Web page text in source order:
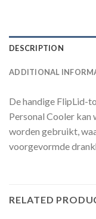
DESCRIPTION
ADDITIONAL
De handige FlipLid-
Personal Cooler kan
worden gebruikt,
voorgevormde
RELATED